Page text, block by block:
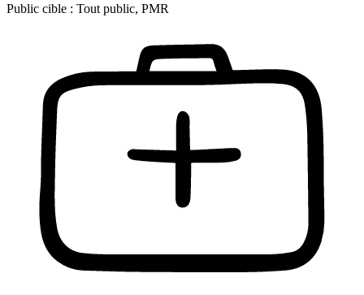
Public cible : Tout public, PMR